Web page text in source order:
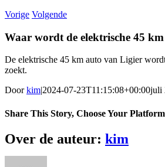
Vorige Volgende
Waar wordt de elektrische 45
De elektrische 45 km auto van Ligier
zoekt.
Doorkim|2024-07-23T11:15:08+00:00juli
Share This Story, Choose Your
Facebook
Twitter
Reddit
LinkedIn
WhatsApp
Telegram
Tumblr
Pinterest
Vk
Xing
E-
mail
Over de auteur: kim